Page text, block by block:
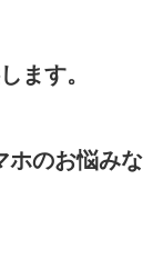
ます。
ホのお悩みな